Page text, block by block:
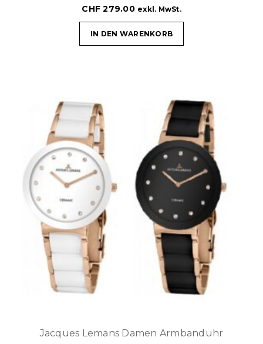
CHF 279.00 exkl. MwSt.
IN DEN WARENKORB
Jacques Lemans Damen Armbanduhr